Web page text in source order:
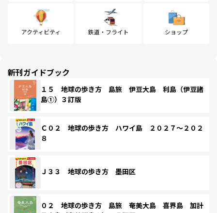
アクティビティ 鉄道・フライト ショップ
新刊ガイドブック
１５ 地球の歩き方 島旅 伊豆大島 利島（伊豆諸
島①）３訂版
Ｃ０２ 地球の歩き方 ハワイ島 ２０２７～２０２
８
Ｊ３３ 地球の歩き方 墨田区
０２ 地球の歩き方 島旅 奄美大島 喜界島 加計